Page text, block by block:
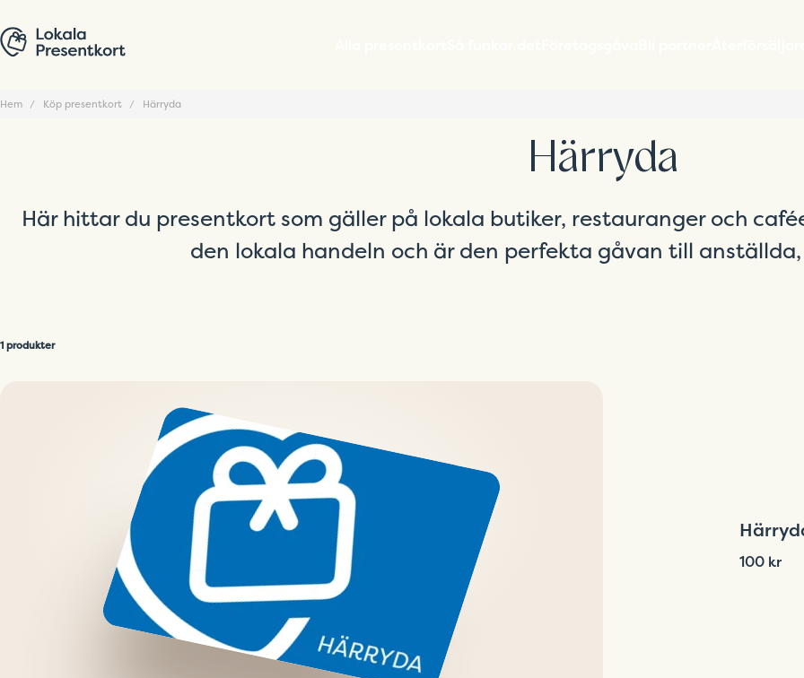
Hem Köp presentkort Härryda
Härryda
Här hittar du presentkort som gäller på lokala butiker, restauranger och
den lokala handeln och är den perfekta gåvan till
1 produkter
100 kr